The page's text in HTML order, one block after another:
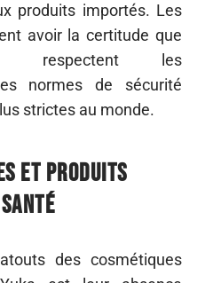
produits importés. Les
avoir la certitude que
respectent les
normes de sécurité
strictes au monde.
et produits
des cosmétiques